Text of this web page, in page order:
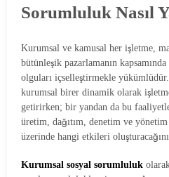
Sorumluluk Nasıl
Kurumsal ve kamusal her işletme,
bütünleşik pazarlamanın
olguları içselleştirmekle
kurumsal birer dinamik olarak
getirirken; bir yandan da bu
üretim, dağıtım, denetim ve
üzerinde hangi etkileri oluşturacağını
Kurumsal sosyal sorumluluk